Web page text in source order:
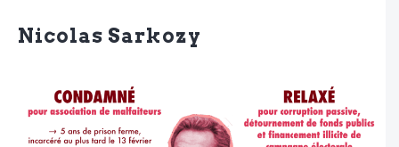
Nicolas Sarkozy